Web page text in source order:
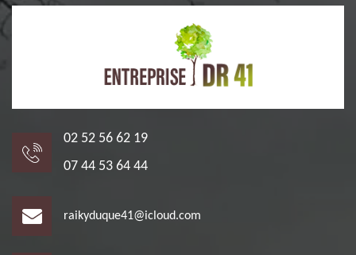
02 52 56 62 19
07 44 53 64 44
raikyduque41@icloud.com